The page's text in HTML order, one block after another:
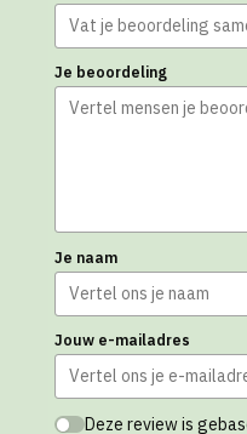
Je beoordeling
Je naam
Jouw e-mailadres
Deze review is